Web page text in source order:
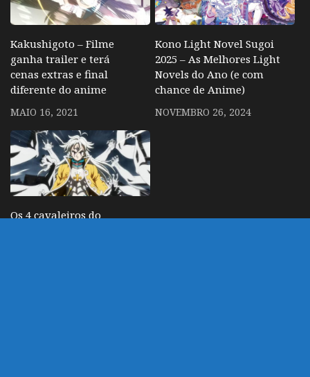
Kakushigoto – Filme
ganha trailer e terá
cenas extras e final
diferente do anime
MAIO 16, 2021
Kono Light Novel Sugoi
2025 – As Melhores Light
Novels do Ano (e com
chance de Anime)
NOVEMBRO 26, 2024
Os 4 cavaleiros do